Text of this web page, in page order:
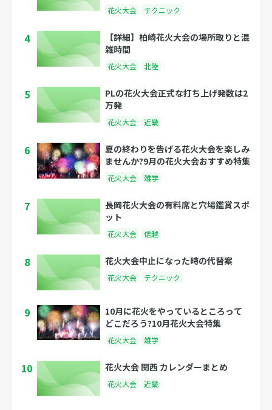
花火大会 テクニック
4
【詳細】柏崎花火大会の場所取りと混
雑時間
花火大会 北陸
5
PLの花火大会正式な打ち上げ発数は2
万発
花火大会 近畿
6
夏の終わりを告げる花火大会を楽しみ
ませんか?9月の花火大会おすすめ特集
花火大会 雑学
7
長岡花火大会の有料席と穴場鑑賞スポ
ット
花火大会 信越
8 花火大会中止になった時の代替案
花火大会 テクニック
9
10月に花火をやっているところって
どこだろう?10月花火大会特集
花火大会 雑学
10 花火大会 関西 カレンダーまとめ
花火大会 近畿